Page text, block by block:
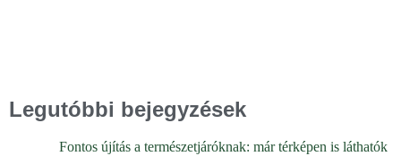
Legutóbbi bejegyzések
Fontos újítás a természetjáróknak: már térképen is láthatók